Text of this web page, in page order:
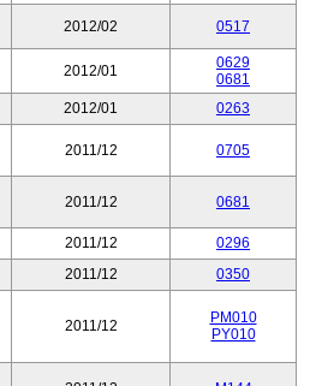
2012/02 0517
2012/01
0629
0681
2012/01
0263
2011/12 0705
2011/12 0681
2011/12
0296
2011/12 0350
2011/12
PM010
PY010